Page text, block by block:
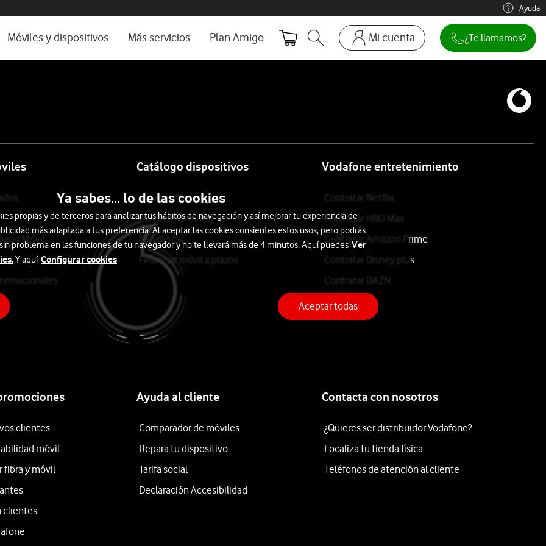
ayuda e idioma Ayuda
Móviles y dispositivos Más servicios Plan Amigo
Abrir buscador. Abre en ventana modal
Mi cuenta
Ir a la pagina acceso clientes. Abre en
Recargas
¿Te llamamos?
Móvil
Catálogo dispositivos
Móviles iPhone
Móviles Samsung
PS5 digital
Financiar móvil a plazos
Vodafone entretenimiento
Contratar Netflix
Contratar HBO Max
Contratar Amazon Prime
Contratar Disney plus
Contratar DAZN
clientes
móvil
fibra y móvil
clientes
Ayuda al cliente
Comparador de móviles
Repara tu dispositivo
Tarifa social
Declaración Accesibilidad
Contacta con nosotros
¿Quieres ser distribuidor Vodafone?
Localiza tu tienda física
Teléfonos de atención al cliente
Ya sabes... lo de las cookies
propias y de terceros para analizar tus hábitos de navegación y así mejorar tu experiencia de
más adaptada a tus preferencia. Al aceptar las cookies consientes estos usos, pero podrás
problema en las funciones de tu navegador y no te llevará más de 4 minutos. Aquí puedes Ver
Y aquí Configurar cookies
Aceptar todas